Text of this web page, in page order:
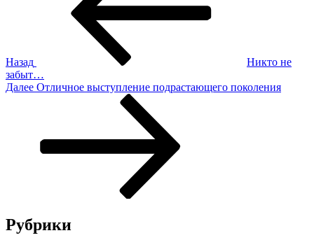
Назад
Никто не
забыт…
Следующая
Далее Отличное выступление подрастающего поколения
Рубрики